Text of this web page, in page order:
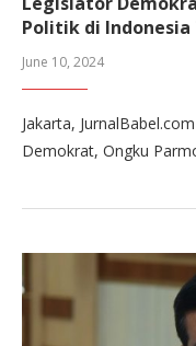
Politik di
June 10, 2024
Jakarta,
Demokrat, Ongku